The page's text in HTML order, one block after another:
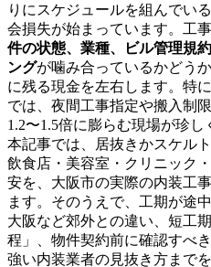
りにスケジュールを組んでい
会損失が始まっています。工
件の状態、業種、ビル管理規
ングが噛み合っているかどう
に残る現金を左右します。特
では、夜間工事指定や搬入制
1.2〜1.5倍に膨らむ現場が珍し
本記事では、居抜きかスケル
飲食店・美容室・クリニック
安を、大阪市の実際の内装工
ます。そのうえで、工期が途
大阪など郊外との違い、短工
程」、物件契約前に確認すべ
強い内装業者の見抜き方まで